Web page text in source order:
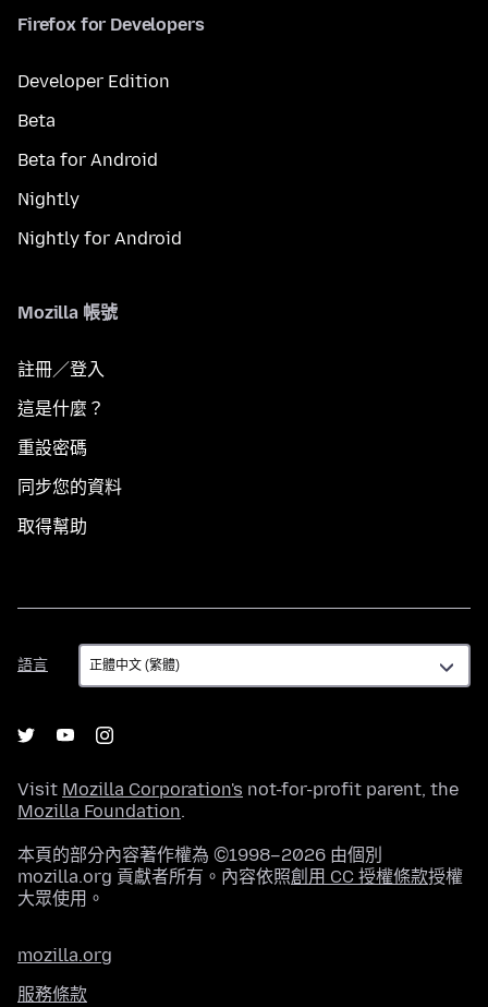
Firefox for Developers
Developer Edition
Beta
Beta for Android
Nightly
Nightly for Android
Mozilla 帳號
註冊／登入
這是什麼？
重設密碼
同步您的資料
取得幫助
語言
語
言
Visit Mozilla Corporation's not-for-profit parent, the
Mozilla Foundation.
本頁的部分內容著作權為 ©1998–2026 由個別
mozilla.org 貢獻者所有。內容依照創用 CC 授權條款授權
大眾使用。
mozilla.org
服務條款